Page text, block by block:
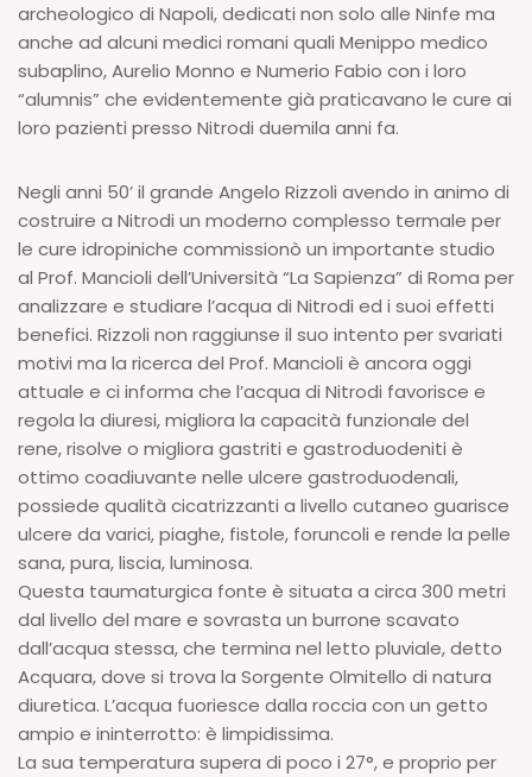
archeologico di Napoli, dedicati non solo alle Ninfe ma
anche ad alcuni medici romani quali Menippo medico
subaplino, Aurelio Monno e Numerio Fabio con i loro
“alumnis” che evidentemente già praticavano le cure ai
loro pazienti presso Nitrodi duemila anni fa.
Negli anni 50’ il grande Angelo Rizzoli avendo in animo di
costruire a Nitrodi un moderno complesso termale per
le cure idropiniche commissionò un importante studio
al Prof. Mancioli dell’Università “La Sapienza” di Roma per
analizzare e studiare l’acqua di Nitrodi ed i suoi effetti
benefici. Rizzoli non raggiunse il suo intento per svariati
motivi ma la ricerca del Prof. Mancioli è ancora oggi
attuale e ci informa che l’acqua di Nitrodi favorisce e
regola la diuresi, migliora la capacità funzionale del
rene, risolve o migliora gastriti e gastroduodeniti è
ottimo coadiuvante nelle ulcere gastroduodenali,
possiede qualità cicatrizzanti a livello cutaneo guarisce
ulcere da varici, piaghe, fistole, foruncoli e rende la pelle
sana, pura, liscia, luminosa.
Questa taumaturgica fonte è situata a circa 300 metri
dal livello del mare e sovrasta un burrone scavato
dall’acqua stessa, che termina nel letto pluviale, detto
Acquara, dove si trova la Sorgente Olmitello di natura
diuretica. L’acqua fuoriesce dalla roccia con un getto
ampio e ininterrotto: è limpidissima.
La sua temperatura supera di poco i 27°, e proprio per